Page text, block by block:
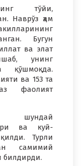
тўйи,
Наврўз ҳам
Бугун
ва элат
унинг
қўшмоқда.
ва 153 та
фаолият
шундай
ва куй-
Турли
самимий
билдирди.